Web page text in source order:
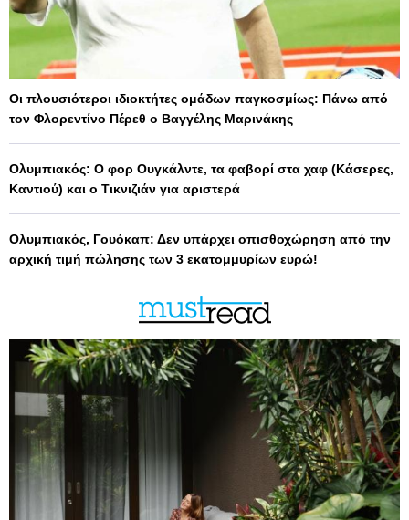
Οι πλουσιότεροι ιδιοκτήτες ομάδων παγκοσμίως: Πάνω από
τον Φλορεντίνο Πέρεθ ο Βαγγέλης Μαρινάκης
Ολυμπιακός: Ο φορ Ουγκάλντε, τα φαβορί στα χαφ (Κάσερες,
Καντιού) και ο Τικνιζιάν για αριστερά
Ολυμπιακός, Γουόκαπ: Δεν υπάρχει οπισθοχώρηση από την
αρχική τιμή πώλησης των 3 εκατομμυρίων ευρώ!